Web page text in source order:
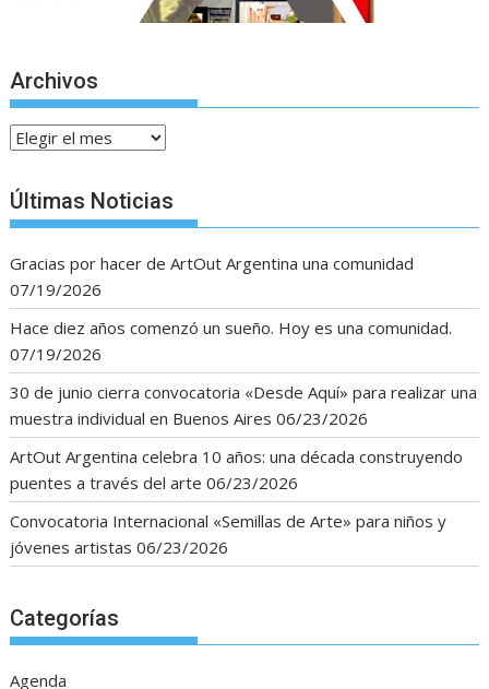
Archivos
Archivos
Últimas Noticias
Gracias por hacer de ArtOut Argentina una comunidad
07/19/2026
Hace diez años comenzó un sueño. Hoy es una comunidad.
07/19/2026
30 de junio cierra convocatoria «Desde Aquí» para realizar una
muestra individual en Buenos Aires 06/23/2026
ArtOut Argentina celebra 10 años: una década construyendo
puentes a través del arte 06/23/2026
Convocatoria Internacional «Semillas de Arte» para niños y
jóvenes artistas 06/23/2026
Categorías
Agenda